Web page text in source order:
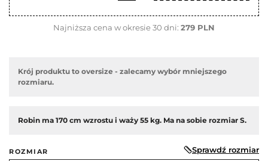
Najniższa cena w okresie 30 dni: 279 PLN
Krój produktu to oversize - zalecamy wybór mniejszego
rozmiaru.
Robin ma 170 cm wzrostu i waży 55 kg. Ma na sobie rozmiar S.
ROZMIAR Sprawdź rozmiar